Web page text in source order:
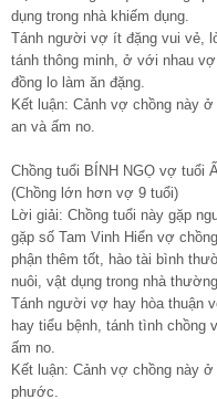
dụng trong nhà khiếm dụng.
Tánh người vợ ít đặng vui vẻ,
tánh thông minh, ở với nhau
đồng lo làm ăn đặng.
Kết luận: Cảnh vợ chồng này
an và ấm no.
Chồng tuổi BÍNH NGỌ vợ tuổi
(Chồng lớn hơn vợ 9 tuổi)
Lời giải: Chồng tuổi này gặp
gặp số Tam Vinh Hiển vợ
phận thêm tốt, hào tài bình
nuôi, vật dụng trong nhà
Tánh người vợ hay hòa thuận
hay tiểu bệnh, tánh tình chồng
ấm no.
Kết luận: Cảnh vợ chồng này
phước.